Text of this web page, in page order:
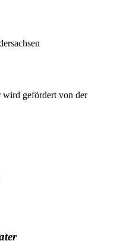
wird gefördert von der